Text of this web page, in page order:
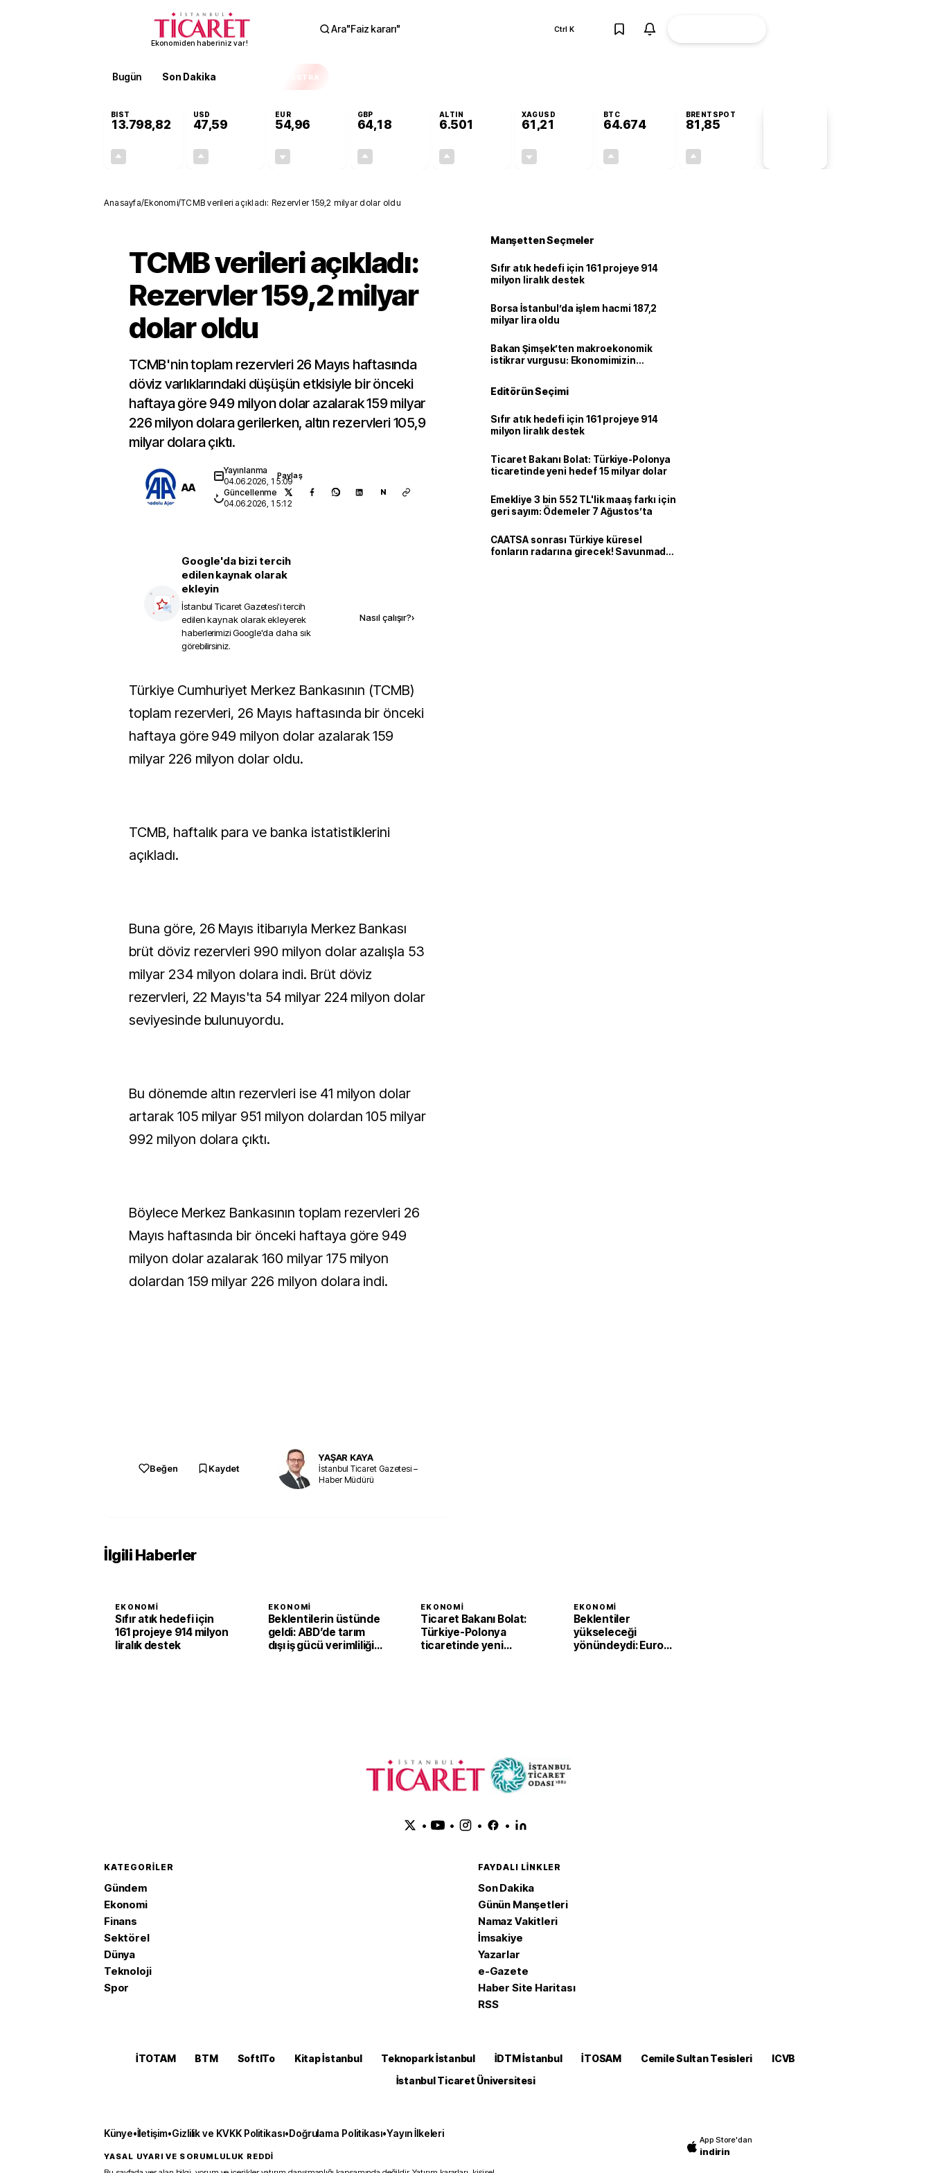
Ekonomiden haberiniz var!
Ara"Faiz kararı" Ctrl K
Bugün Son Dakika EKSTRA
BIST
13.798,82
USD
47,59
EUR
54,96
GBP
64,18
ALTIN
6.501
XAGUSD
61,21
BTC
64.674
BRENTSPOT
81,85
Anasayfa/Ekonomi/TCMB verileri açıkladı: Rezervler 159,2 milyar dolar oldu
TCMB verileri açıkladı:
Rezervler 159,2 milyar
dolar oldu
TCMB'nin toplam rezervleri 26 Mayıs haftasında
döviz varlıklarındaki düşüşün etkisiyle bir önceki
haftaya göre 949 milyon dolar azalarak 159 milyar
226 milyon dolara gerilerken, altın rezervleri 105,9
milyar dolara çıktı.
AA
Yayınlanma
04.06.2026, 15:09
Güncellenme
04.06.2026, 15:12
Paylaş
N
Google'da bizi tercih
edilen kaynak olarak
ekleyin
İstanbul Ticaret Gazetesi'i tercih
edilen kaynak olarak ekleyerek
haberlerimizi Google'da daha sık
görebilirsiniz.
Nasıl çalışır?›
Türkiye Cumhuriyet Merkez Bankasının (TCMB)
toplam rezervleri, 26 Mayıs haftasında bir önceki
haftaya göre 949 milyon dolar azalarak 159
milyar 226 milyon dolar oldu.
TCMB, haftalık para ve banka istatistiklerini
açıkladı.
Buna göre, 26 Mayıs itibarıyla Merkez Bankası
brüt döviz rezervleri 990 milyon dolar azalışla 53
milyar 234 milyon dolara indi. Brüt döviz
rezervleri, 22 Mayıs'ta 54 milyar 224 milyon dolar
seviyesinde bulunuyordu.
Bu dönemde altın rezervleri ise 41 milyon dolar
artarak 105 milyar 951 milyon dolardan 105 milyar
992 milyon dolara çıktı.
Böylece Merkez Bankasının toplam rezervleri 26
Mayıs haftasında bir önceki haftaya göre 949
milyon dolar azalarak 160 milyar 175 milyon
dolardan 159 milyar 226 milyon dolara indi.
Beğen Kaydet
YAŞAR KAYA
İstanbul Ticaret Gazetesi –
Haber Müdürü
Manşetten Seçmeler
Sıfır atık hedefi için 161 projeye 914
milyon liralık destek
Borsa İstanbul’da işlem hacmi 187,2
milyar lira oldu
Bakan Şimşek’ten makroekonomik
istikrar vurgusu: Ekonomimizin
Editörün Seçimi
Sıfır atık hedefi için 161 projeye 914
milyon liralık destek
Ticaret Bakanı Bolat: Türkiye-Polonya
ticaretinde yeni hedef 15 milyar dolar
Emekliye 3 bin 552 TL'lik maaş farkı için
geri sayım: Ödemeler 7 Ağustos’ta
CAATSA sonrası Türkiye küresel
fonların radarına girecek! Savunmadan
İlgili Haberler
EKONOMI
Sıfır atık hedefi için
161 projeye 914 milyon
liralık destek
EKONOMI
Beklentilerin üstünde
geldi: ABD’de tarım
dışı iş gücü verimliliği
EKONOMI
Ticaret Bakanı Bolat:
Türkiye-Polonya
ticaretinde yeni
EKONOMI
Beklentiler
yükseleceği
yönündeydi: Euro
• • • •
KATEGORILER
Gündem
Ekonomi
Finans
Sektörel
Dünya
Teknoloji
Spor
FAYDALI LINKLER
Son Dakika
Günün Manşetleri
Namaz Vakitleri
İmsakiye
Yazarlar
e-Gazete
Haber Site Haritası
RSS
İTOTAM BTM SoftITo Kitap İstanbul Teknopark İstanbul İDTM İstanbul İTOSAM Cemile Sultan Tesisleri
ICVB
İstanbul Ticaret Üniversitesi
Künye•İletişim•Gizlilik ve KVKK Politikası•Doğrulama Politikası•Yayın İlkeleri
YASAL UYARI VE SORUMLULUK REDDİ
App Store'dan
indirin